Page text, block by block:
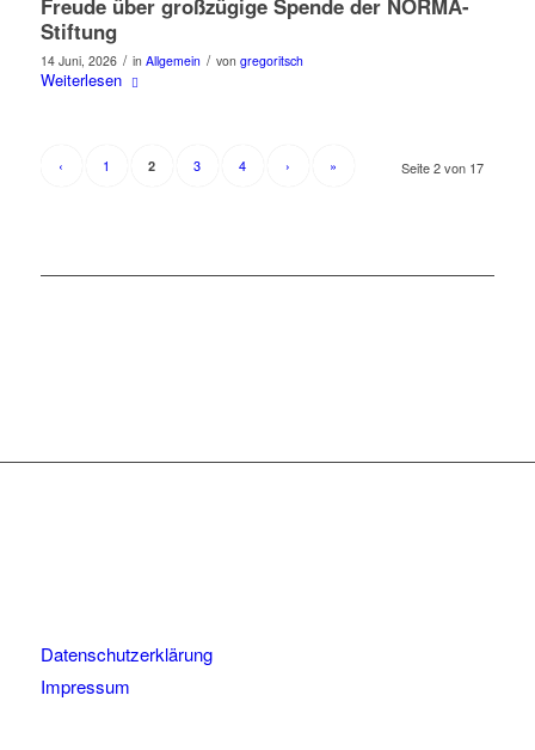
Freude über großzügige Spende der NORMA-
Stiftung
14 Juni, 2026 / in Allgemein / von gregoritsch
Weiterlesen
Seite 2 von 17
‹ 1 2 3 4 › »
Datenschutzerklärung
Impressum